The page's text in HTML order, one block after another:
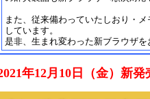
また、従来備わっていたしおり・
しています。
是非、生まれ変わった新ブラウザ
年12月10日（金）新発